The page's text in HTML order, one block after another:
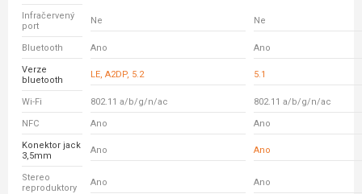
Infračervený
port
Ne Ne
Bluetooth Ano Ano
Verze
bluetooth
LE, A2DP, 5.2 5.1
Wi-Fi 802.11 a/b/g/n/ac 802.11 a/b/g/n/ac
NFC Ano Ano
Konektor jack
3,5mm
Ano Ano
Stereo
reproduktory
Ano Ano